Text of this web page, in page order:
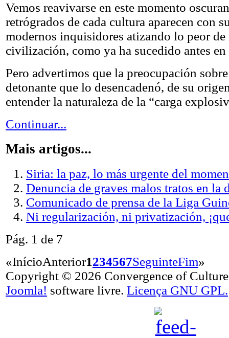
Vemos reavivarse en este momento
retrógrados de cada cultura aparecen con
modernos inquisidores atizando lo peor
civilización, como ya ha sucedido antes
Pero advertimos que la preocupación
detonante que lo desencadenó, de su
entender la naturaleza de la “carga
Continuar...
Mais artigos...
Siria: la paz, lo más urgente del
Denuncia de graves malos tratos en
Comunicado de prensa de la Liga
Ni regularización, ni privatización,
Pág. 1 de 7
«InícioAnterior1234567SeguinteFim»
Copyright © 2026 Convergence of
Joomla! software livre. Licença GNU GPL.